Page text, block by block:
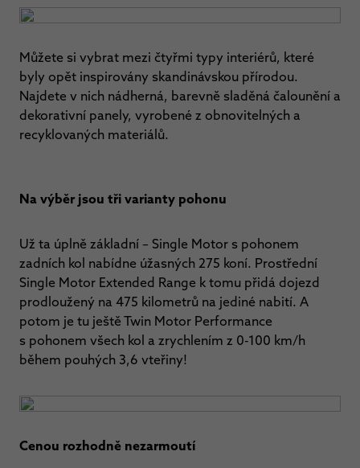
Můžete si vybrat mezi čtyřmi typy interiérů, které
byly opět inspirovány skandinávskou přírodou.
Najdete v nich nádherná, barevně sladěná čalounění a
dekorativní panely, vyrobené z obnovitelných a
recyklovaných materiálů.
Na výběr jsou tři varianty pohonu
Už ta úplně základní – Single Motor s pohonem
zadních kol nabídne úžasných 275 koní. Prostřední
Single Motor Extended Range k tomu přidá dojezd
prodloužený na 475 kilometrů na jediné nabití. A
potom je tu ještě Twin Motor Performance
s pohonem všech kol a zrychlením z 0-100 km/h
během pouhých 3,6 vteřiny!
Cenou rozhodně nezarmoutí